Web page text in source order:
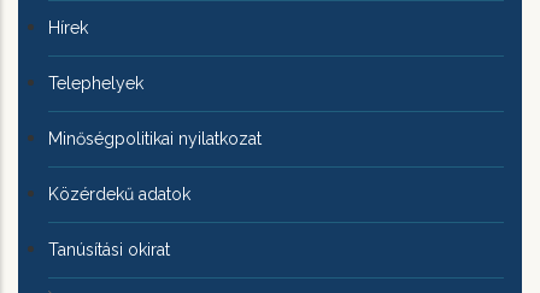
Hírek
Telephelyek
Minőségpolitikai nyilatkozat
Közérdekű adatok
Tanúsítási okirat